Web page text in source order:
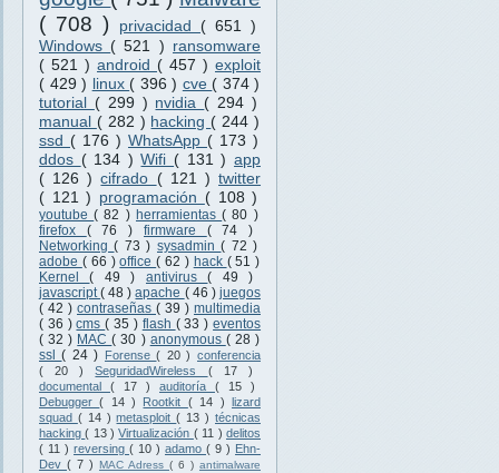
( 708 )
privacidad ( 651 )
Windows ( 521 ) ransomware
( 521 ) android ( 457 ) exploit
( 429 ) linux ( 396 ) cve ( 374 )
tutorial ( 299 ) nvidia ( 294 )
manual ( 282 ) hacking ( 244 )
ssd ( 176 ) WhatsApp ( 173 )
ddos ( 134 )Wifi ( 131 ) app
( 126 )cifrado ( 121 )twitter
( 121 ) programación ( 108 )
youtube( 82 ) herramientas( 80 )
firefox ( 76 ) firmware ( 74 )
Networking( 73 ) sysadmin( 72 )
adobe ( 66 )office( 62 ) hack ( 51 )
Kernel( 49 ) antivirus( 49 )
javascript( 48 )apache ( 46 ) juegos
( 42 ) contraseñas ( 39 ) multimedia
( 36 )cms( 35 ) flash ( 33 )eventos
( 32 ) MAC( 30 ) anonymous ( 28 )
ssl( 24 ) Forense( 20 ) conferencia
( 20 )SeguridadWireless ( 17 )
documental ( 17 ) auditoría ( 15 )
Debugger( 14 ) Rootkit ( 14 ) lizard
squad ( 14 )metasploit( 13 ) técnicas
hacking( 13 )Virtualización ( 11 ) delitos
( 11 ) reversing ( 10 ) adamo ( 9 ) Ehn-
Dev ( 7 ) MAC Adress ( 6 ) antimalware